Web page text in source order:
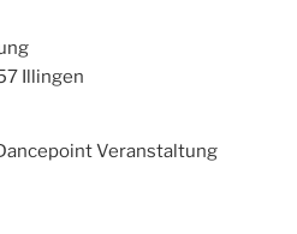
Illingen
Veranstaltung